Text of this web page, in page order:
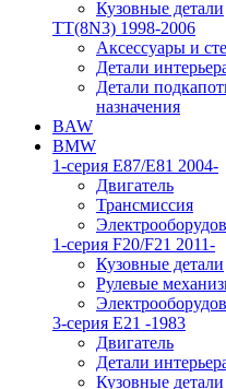
Кузовные детали
TT(8N3) 1998-2006
Аксессуары и
Детали
Детали
назначения
BAW
BMW
1-серия E87/E81 2004-
Двигатель
Трансмиссия
1-серия F20/F21 2011-
Кузовные детали
Рулевые
3-серия E21 -1983
Двигатель
Детали
Кузовные детали